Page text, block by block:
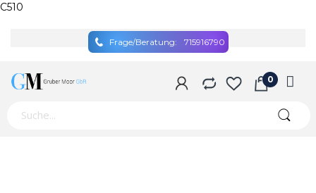
C510
Frage/Beratung: 715916790